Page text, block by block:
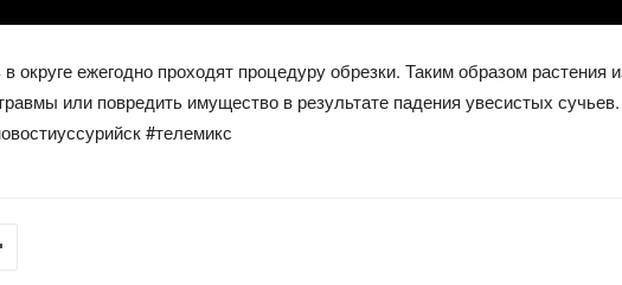
округе ежегодно проходят процедуру обрезки. Таким образом
или повредить имущество в результате падения увесистых
#телемикс